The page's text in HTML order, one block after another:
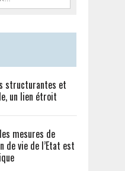
structurantes et
un lien étroit
mesures de
de vie de l’Etat est